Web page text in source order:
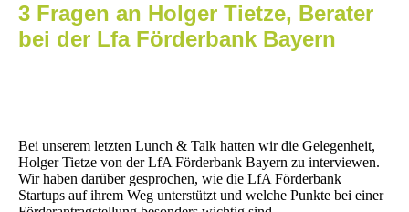
3 Fragen an Holger Tietze, Berater
bei der Lfa Förderbank Bayern
Bei unserem letzten Lunch & Talk hatten wir die Gelegenheit,
Holger Tietze von der LfA Förderbank Bayern zu interviewen.
Wir haben darüber gesprochen, wie die LfA Förderbank
Startups auf ihrem Weg unterstützt und welche Punkte bei einer